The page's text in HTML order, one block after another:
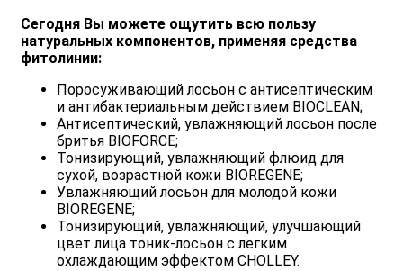
Сегодня Вы можете ощутить всю пользу
натуральных компонентов, применяя средства
фитолинии:
Поросуживающий лосьон с антисептическим
и антибактериальным действием BIOCLEAN;
Антисептический, увлажняющий лосьон после
бритья BIOFORCE;
Тонизирующий, увлажняющий флюид для
сухой, возрастной кожи BIOREGENE;
Увлажняющий лосьон для молодой кожи
BIOREGENE;
Тонизирующий, увлажняющий, улучшающий
цвет лица тоник-лосьон с легким
охлаждающим эффектом CHOLLEY.